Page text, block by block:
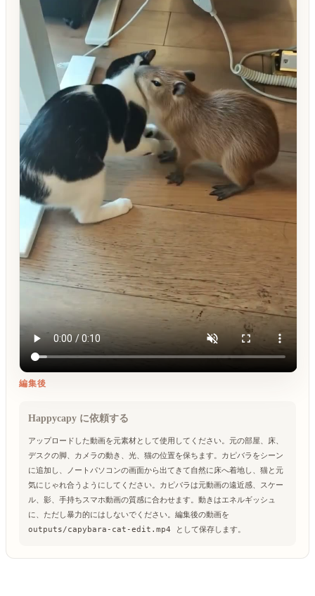
編集後
Happycapy に依頼する
アップロードした動画を元素材として使用してください。元の部屋、床、
デスクの脚、カメラの動き、光、猫の位置を保ちます。カピバラをシーン
に追加し、ノートパソコンの画面から出てきて自然に床へ着地し、猫と元
気にじゃれ合うようにしてください。 カピバラは元動画の遠近感、スケー
ル、影、手持ちスマホ動画の質感に合わせます。動きはエネルギッシュ
に、ただし暴力的にはしないでください。編集後の動画を
outputs/capybara-cat-edit.mp4 として保存します。